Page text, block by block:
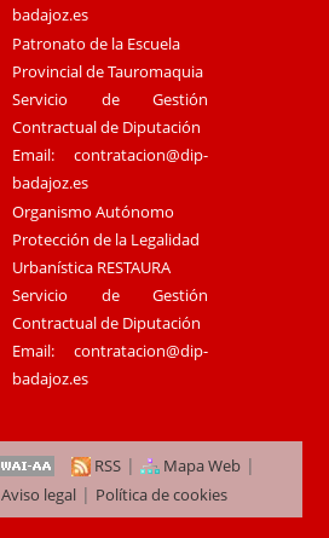
badajoz.es
Patronato de la Escuela
Provincial de Tauromaquia
Servicio de Gestión
Contractual de Diputación
Email:contratacion@dip-
badajoz.es
Organismo Autónomo
Protección de la Legalidad
Urbanística RESTAURA
Servicio de Gestión
Contractual de Diputación
Email:contratacion@dip-
badajoz.es
RSS | Mapa Web |
Aviso legal| Política de cookies